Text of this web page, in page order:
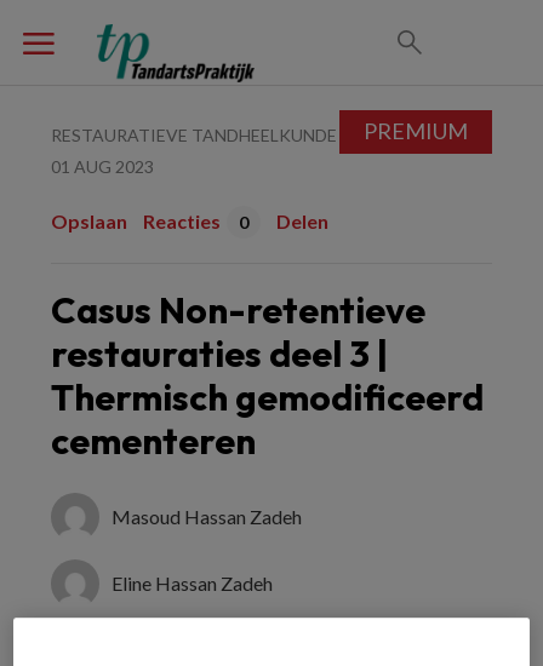
RESTAURATIEVE TANDHEELKUNDE
01 AUG 2023
Opslaan Reacties 0 Delen
Casus Non-retentieve
restauraties deel 3 |
Thermisch gemodificeerd
cementeren
Masoud Hassan Zadeh
Eline Hassan Zadeh
PREMIUM